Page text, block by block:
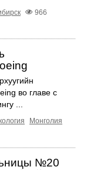
966
во главе с
...
Монголия
№20